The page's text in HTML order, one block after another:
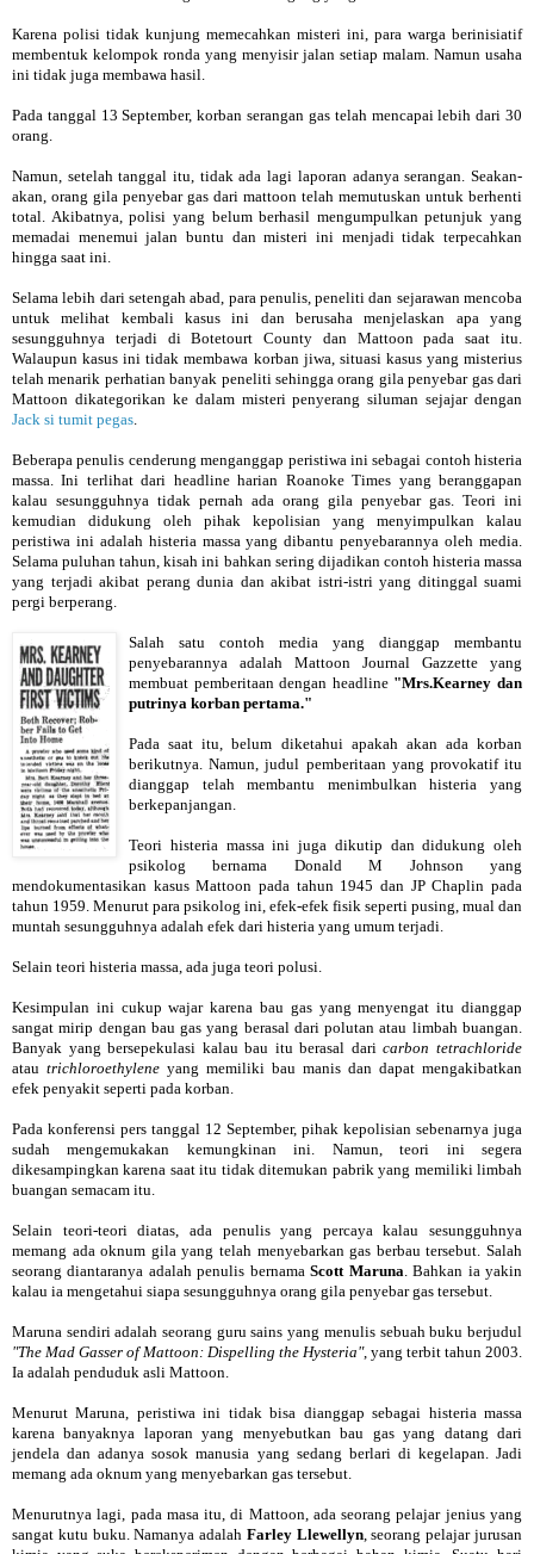
Karena polisi tidak kunjung memecahkan misteri ini, para warga berinisiatif
membentuk kelompok ronda yang menyisir jalan setiap malam. Namun usaha
ini tidak juga membawa hasil.
Pada tanggal 13 September, korban serangan gas telah mencapai lebih dari 30
orang.
Namun, setelah tanggal itu, tidak ada lagi laporan adanya serangan. Seakan-
akan, orang gila penyebar gas dari mattoon telah memutuskan untuk berhenti
total. Akibatnya, polisi yang belum berhasil mengumpulkan petunjuk yang
memadai menemui jalan buntu dan misteri ini menjadi tidak terpecahkan
hingga saat ini.
Selama lebih dari setengah abad, para penulis, peneliti dan sejarawan mencoba
untuk melihat kembali kasus ini dan berusaha menjelaskan apa yang
sesungguhnya terjadi di Botetourt County dan Mattoon pada saat itu.
Walaupun kasus ini tidak membawa korban jiwa, situasi kasus yang misterius
telah menarik perhatian banyak peneliti sehingga orang gila penyebar gas dari
Mattoon dikategorikan ke dalam misteri penyerang siluman sejajar dengan
Jack si tumit pegas
Beberapa penulis cenderung menganggap peristiwa ini sebagai contoh histeria
massa. Ini terlihat dari headline harian Roanoke Times yang beranggapan
kalau sesungguhnya tidak pernah ada orang gila penyebar gas. Teori ini
kemudian didukung oleh pihak kepolisian yang menyimpulkan kalau
peristiwa ini adalah histeria massa yang dibantu penyebarannya oleh media.
Selama puluhan tahun, kisah ini bahkan sering dijadikan contoh histeria massa
yang terjadi akibat perang dunia dan akibat istri-istri yang ditinggal suami
pergi berperang.
Salah satu contoh media yang dianggap membantu
penyebarannya adalah Mattoon Journal Gazzette yang
membuat pemberitaan dengan headline "Mrs.Kearney dan
putrinya korban pertama."
Pada saat itu, belum diketahui apakah akan ada korban
berikutnya. Namun, judul pemberitaan yang provokatif itu
dianggap telah membantu menimbulkan histeria yang
berkepanjangan.
Teori histeria massa ini juga dikutip dan didukung oleh
psikolog bernama Donald M Johnson yang
mendokumentasikan kasus Mattoon pada tahun 1945 dan JP Chaplin pada
tahun 1959. Menurut para psikolog ini, efek-efek fisik seperti pusing, mual dan
muntah sesungguhnya adalah efek dari histeria yang umum terjadi.
Selain teori histeria massa, ada juga teori polusi.
Kesimpulan ini cukup wajar karena bau gas yang menyengat itu dianggap
sangat mirip dengan bau gas yang berasal dari polutan atau limbah buangan.
Banyak yang bersepekulasi kalau bau itu berasal daricarbon tetrachloride
atau trichloroethylene yang memiliki bau manis dan dapat mengakibatkan
efek penyakit seperti pada korban.
Pada konferensi pers tanggal 12 September, pihak kepolisian sebenarnya juga
sudah mengemukakan kemungkinan ini. Namun, teori ini segera
dikesampingkan karena saat itu tidak ditemukan pabrik yang memiliki limbah
buangan semacam itu.
Selain teori-teori diatas, ada penulis yang percaya kalau sesungguhnya
memang ada oknum gila yang telah menyebarkan gas berbau tersebut. Salah
seorang diantaranya adalah penulis bernamaScott Maruna . Bahkan ia yakin
kalau ia mengetahui siapa sesungguhnya orang gila penyebar gas tersebut.
Maruna sendiri adalah seorang guru sains yang menulis sebuah buku berjudul
"The Mad Gasser of Mattoon: Dispelling the Hysteria", yang terbit tahun 2003.
Ia adalah penduduk asli Mattoon.
Menurut Maruna, peristiwa ini tidak bisa dianggap sebagai histeria massa
karena banyaknya laporan yang menyebutkan bau gas yang datang dari
jendela dan adanya sosok manusia yang sedang berlari di kegelapan. Jadi
memang ada oknum yang menyebarkan gas tersebut.
Menurutnya lagi, pada masa itu, di Mattoon, ada seorang pelajar jenius yang
sangat kutu buku. Namanya adalah Farley Llewellyn, seorang pelajar jurusan